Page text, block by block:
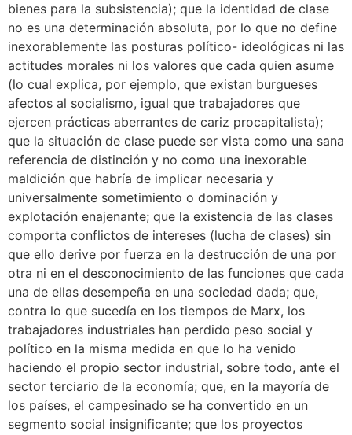
bienes para la subsistencia); que la identidad de clase
no es una determinación absoluta, por lo que no define
inexorablemente las posturas político- ideológicas ni las
actitudes morales ni los valores que cada quien asume
(lo cual explica, por ejemplo, que existan burgueses
afectos al socialismo, igual que trabajadores que
ejercen prácticas aberrantes de cariz procapitalista);
que la situación de clase puede ser vista como una sana
referencia de distinción y no como una inexorable
maldición que habría de implicar necesaria y
universalmente sometimiento o dominación y
explotación enajenante; que la existencia de las clases
comporta conflictos de intereses (lucha de clases) sin
que ello derive por fuerza en la destrucción de una por
otra ni en el desconocimiento de las funciones que cada
una de ellas desempeña en una sociedad dada; que,
contra lo que sucedía en los tiempos de Marx, los
trabajadores industriales han perdido peso social y
político en la misma medida en que lo ha venido
haciendo el propio sector industrial, sobre todo, ante el
sector terciario de la economía; que, en la mayoría de
los países, el campesinado se ha convertido en un
segmento social insignificante; que los proyectos